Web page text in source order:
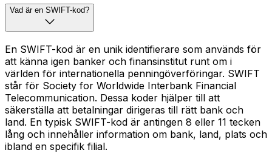
Vad är en SWIFT-kod?
En SWIFT-kod är en unik identifierare som används för
att känna igen banker och finansinstitut runt om i
världen för internationella penningöverföringar. SWIFT
står för Society for Worldwide Interbank Financial
Telecommunication. Dessa koder hjälper till att
säkerställa att betalningar dirigeras till rätt bank och
land. En typisk SWIFT-kod är antingen 8 eller 11 tecken
lång och innehåller information om bank, land, plats och
ibland en specifik filial.